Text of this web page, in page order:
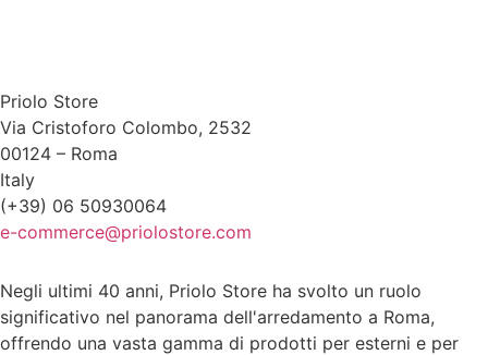
Priolo Store
Via Cristoforo Colombo, 2532
00124 – Roma
Italy
(+39) 06 50930064
e-commerce@priolostore.com
Negli ultimi 40 anni, Priolo Store ha svolto un ruolo
significativo nel panorama dell'arredamento a Roma,
offrendo una vasta gamma di prodotti per esterni e per